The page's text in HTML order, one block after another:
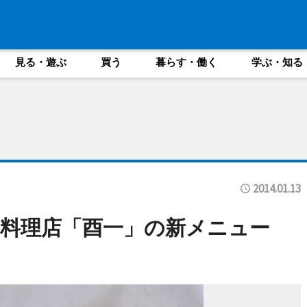
見る・遊ぶ 買う 暮らす・働く 学ぶ・知る
2014.01.13
理店「酉一」の新メニュー